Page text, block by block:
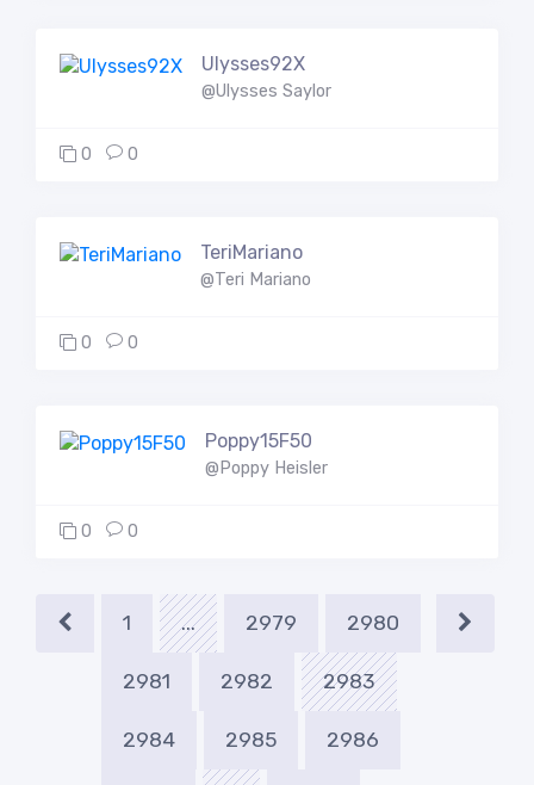
Ulysses92X
@Ulysses Saylor
0 0
TeriMariano
@Teri Mariano
0 0
Poppy15F50
@Poppy Heisler
0 0
1 ... 2979 2980
2981 2982 2983
2984 2985 2986